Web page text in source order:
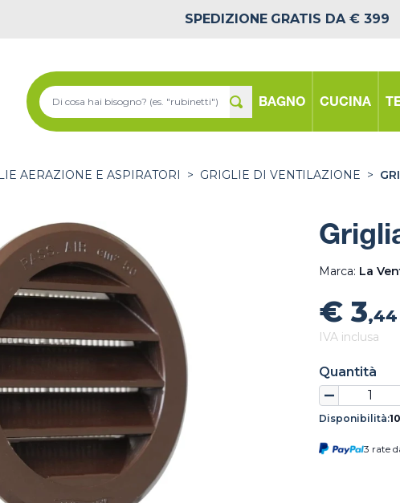
SPEDIZIONE GRATIS DA € 399
BAGNO CUCINA
AERAZIONE E ASPIRATORI > GRIGLIE DI VENTILAZIONE >
Marca: La
€ 3,44
IVA inclusa
Quantità
Disponibilità:
3 rate